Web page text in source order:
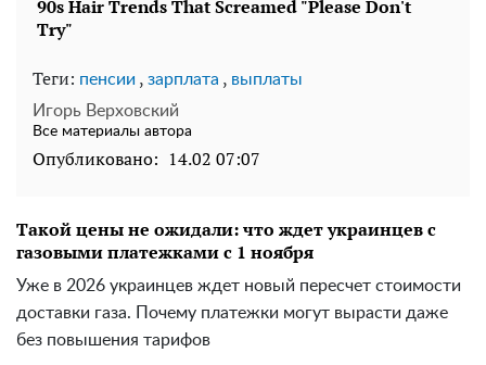
Теги: пенсии , зарплата , выплаты
Игорь Верховский
Все материалы автора
Опубликовано: 14.02 07:07
Такой цены не ожидали: что ждет украинцев с
газовыми платежками с 1 ноября
Уже в 2026 украинцев ждет новый пересчет стоимости
доставки газа. Почему платежки могут вырасти даже
без повышения тарифов